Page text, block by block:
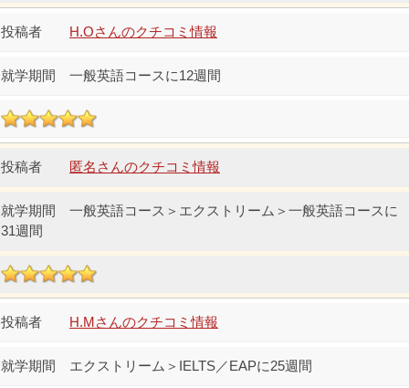
H.Oさんのクチコミ情報
一般英語コースに12週間
匿名さんのクチコミ情報
一般英語コース＞エクストリーム＞一般英語コースに
31週間
H.Mさんのクチコミ情報
エクストリーム＞IELTS／EAPに25週間